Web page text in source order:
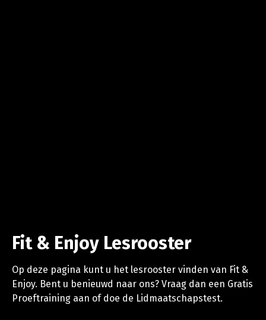
Fit & Enjoy Lesrooster
Op deze pagina kunt u het lesrooster vinden van Fit &
Enjoy. Bent u benieuwd naar ons? Vraag dan een Gratis
Proeftraining aan of doe de Lidmaatschapstest.